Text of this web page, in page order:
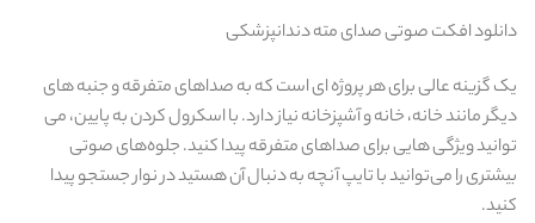
دانلود افکت صوتی صدای مته دندانپزشکی
یک گزینه عالی برای هر پروژه ای است که به صداهای متفرقه و جنبه های
دیگر مانند خانه، خانه و آشپزخانه نیاز دارد. با اسکرول کردن به پایین، می
توانید ویژگی هایی برای صداهای متفرقه پیدا کنید. جلوه‌های صوتی
بیشتری را می‌توانید با تایپ آنچه به دنبال آن هستید در نوار جستجو پیدا
کنید.